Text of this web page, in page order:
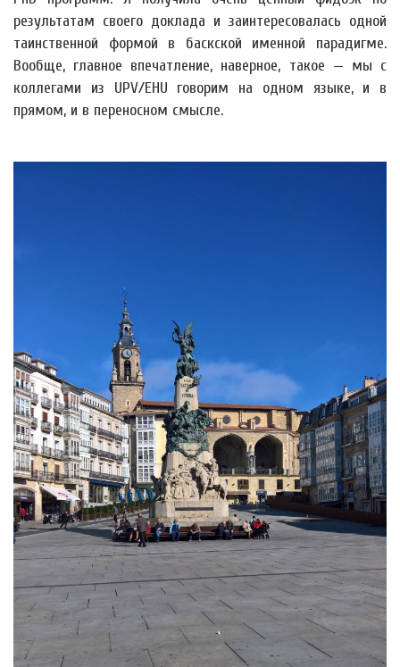
результатам своего доклада и заинтересовалась одной
таинственной формой в баскской именной парадигме.
Вообще, главное впечатление, наверное, такое — мы с
коллегами из UPV/EHU говорим на одном языке, и в
прямом, и в переносном смысле.